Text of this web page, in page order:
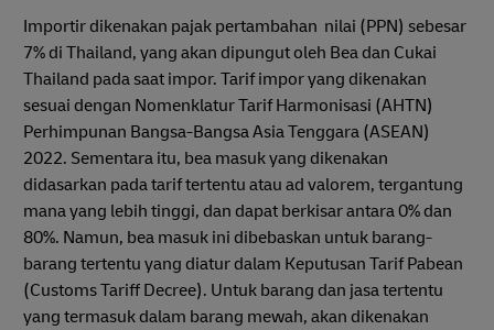
Importir dikenakan pajak pertambahan nilai (PPN) sebesar
7% di Thailand, yang akan dipungut oleh Bea dan Cukai
Thailand pada saat impor. Tarif impor yang dikenakan
sesuai dengan Nomenklatur Tarif Harmonisasi (AHTN)
Perhimpunan Bangsa-Bangsa Asia Tenggara (ASEAN)
2022. Sementara itu, bea masuk yang dikenakan
didasarkan pada tarif tertentu atau ad valorem, tergantung
mana yang lebih tinggi, dan dapat berkisar antara 0% dan
80%. Namun, bea masuk ini dibebaskan untuk barang-
barang tertentu yang diatur dalam Keputusan Tarif Pabean
(Customs Tariff Decree). Untuk barang dan jasa tertentu
yang termasuk dalam barang mewah, akan dikenakan